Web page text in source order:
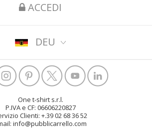
ACCEDI
DEU
One t-shirt s.r.l.
P.IVA e CF: 06606220827
Clienti: +.39 02 68 36 52
info@pubblicarrello.com